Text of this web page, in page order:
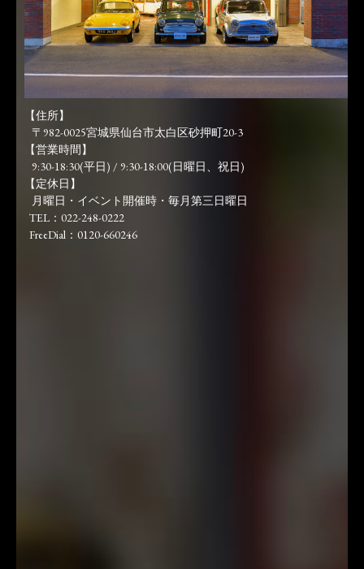
【住所】
〒982-0025宮城県仙台市太白区砂押町20-3
【営業時間】
9:30-18:30(平日) / 9:30-18:00(日曜日、祝日)
【定休日】
月曜日・イベント開催時・毎月第三日曜日
TEL：022-248-0222
FreeDial：0120-660246